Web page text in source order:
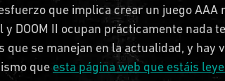
que implica crear un juego AAA
y DOOM II ocupan prácticamente nada
se manejan en la actualidad, y hay
que esta página web que estáis